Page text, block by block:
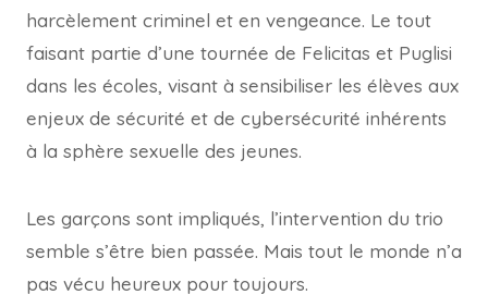
harcèlement criminel et en vengeance. Le tout
faisant partie d’une tournée de Felicitas et Puglisi
dans les écoles, visant à sensibiliser les élèves aux
enjeux de sécurité et de cybersécurité inhérents
à la sphère sexuelle des jeunes.
Les garçons sont impliqués, l’intervention du trio
semble s’être bien passée. Mais tout le monde n’a
pas vécu heureux pour toujours.